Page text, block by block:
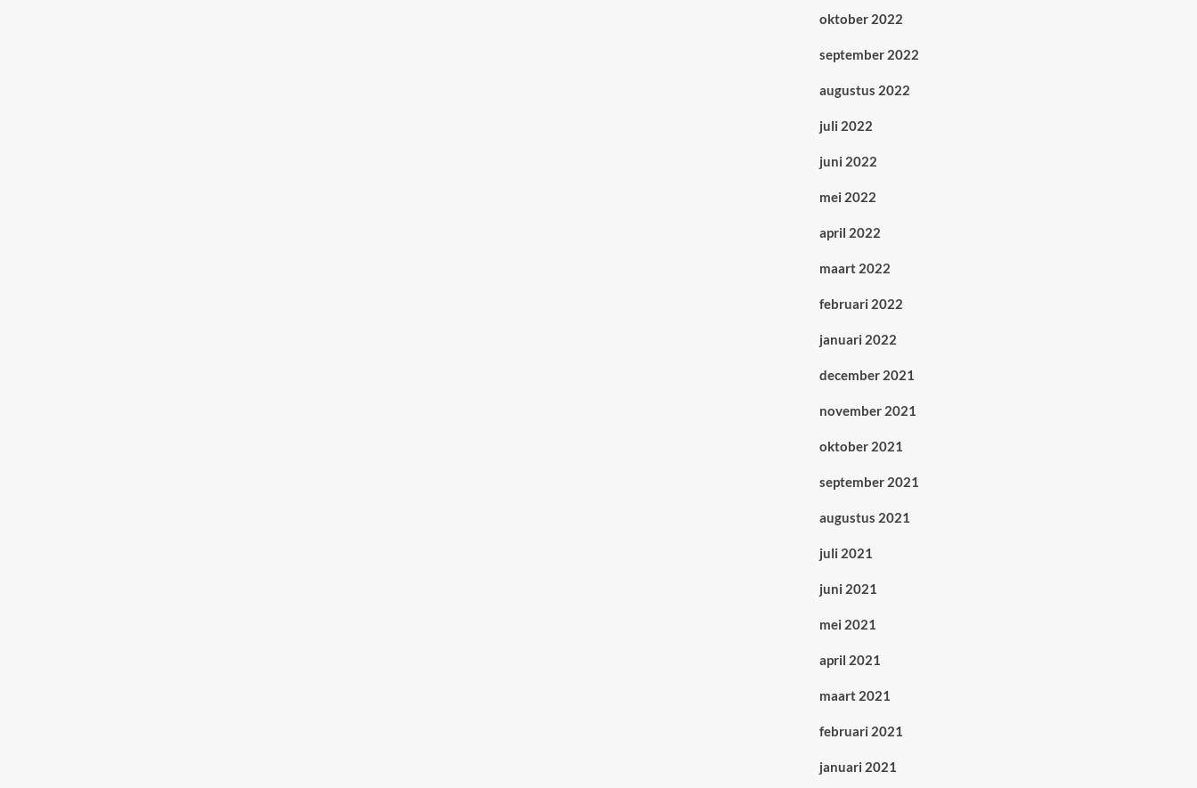
oktober 2022
september 2022
augustus 2022
juli 2022
juni 2022
mei 2022
april 2022
maart 2022
februari 2022
januari 2022
december 2021
november 2021
oktober 2021
september 2021
augustus 2021
juli 2021
juni 2021
mei 2021
april 2021
maart 2021
februari 2021
januari 2021